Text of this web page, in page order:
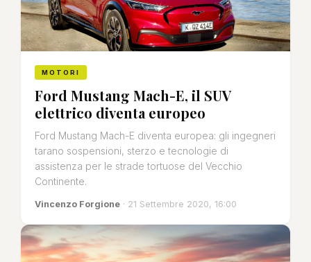
MOTORI
Ford Mustang Mach-E, il SUV
elettrico diventa europeo
Ford Mustang Mach-E diventa europea: gli ingegneri
tarano sospensioni, sterzo e tecnologie di
assistenza per le strade tortuose del Vecchio
Continente.
Vincenzo Forgione · 21 Settembre 2020, 16:00